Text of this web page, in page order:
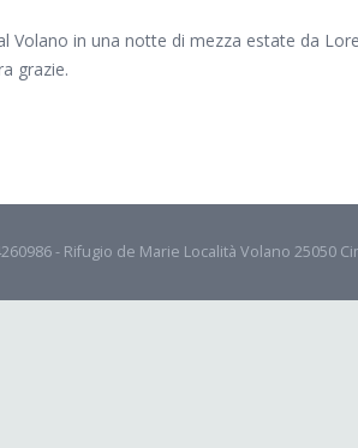
Volano in una notte di mezza estate da
grazie.
- Rifugio de Marie Località Volano